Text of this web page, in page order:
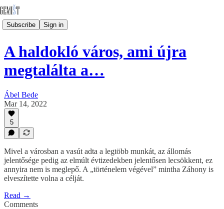
Subscribe Sign in
A haldokló város, ami újra
megtalálta a…
Ábel Bede
Mar 14, 2022
5
Mivel a városban a vasút adta a legtöbb munkát, az állomás
jelentősége pedig az elmúlt évtizedekben jelentősen lecsökkent, ez
annyira nem is meglepő. A „történelem végével” mintha Záhony is
elveszítette volna a célját.
Read →
Comments